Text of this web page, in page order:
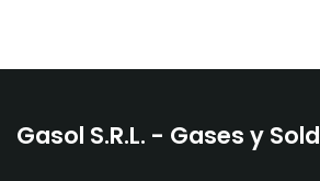
Gasol S.R.L. - Gases y